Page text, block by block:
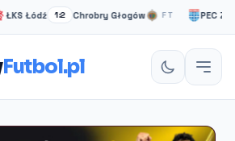
Łódź 1:2 Chrobry Głogów FT PEC Zwolle
Futbol.pl